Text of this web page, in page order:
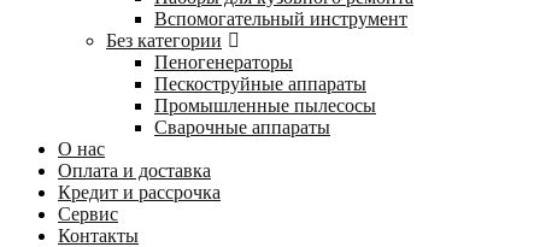
Вспомогательный инструмент
Без категории
Пеногенераторы
Пескоструйные аппараты
Промышленные пылесосы
Сварочные аппараты
О нас
Оплата и доставка
Кредит и рассрочка
Сервис
Контакты